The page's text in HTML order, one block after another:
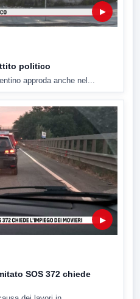
▶
politico
approda anche nel...
▶
SOS 372 chiede